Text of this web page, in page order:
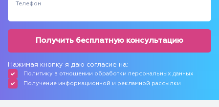
Телефон
Получить бесплатную консультацию
Нажимая кнопку я даю согласие на:
Политику в отношении обработки персональных данных
Получение информационной и рекламной рассылки